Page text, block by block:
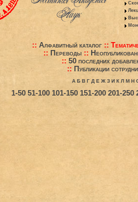
:: Алфавитный каталог ::
:: Переводы::
:: 50 последних
:: Публикации
А Б В Г Д Е Ж З И К Л М Н
1-50 51-100 101-150 151-200 201-250